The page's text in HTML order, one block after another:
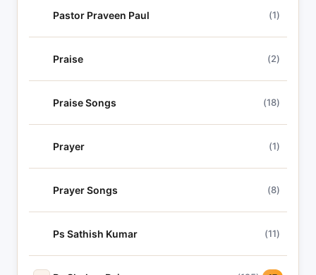
Pastor Praveen Paul (1)
Praise (2)
Praise Songs (18)
Prayer (1)
Prayer Songs (8)
Ps Sathish Kumar (11)